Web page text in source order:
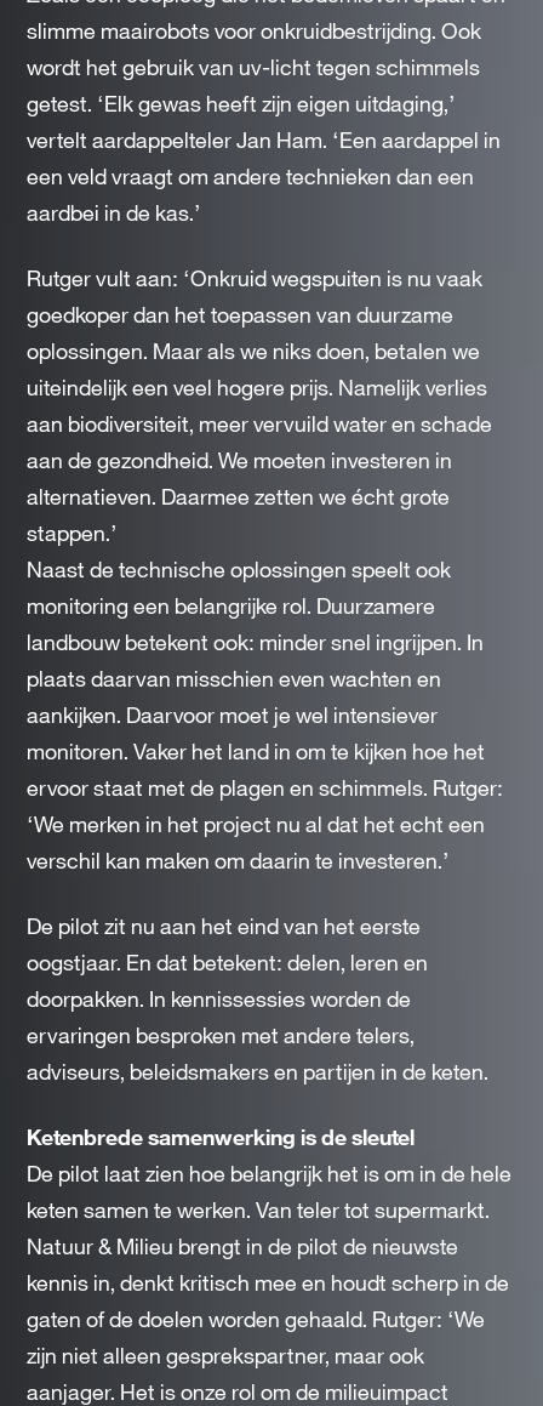
slimme maairobots voor onkruidbestrijding. Ook
wordt het gebruik van uv-licht tegen schimmels
getest. ‘Elk gewas heeft zijn eigen uitdaging,’
vertelt aardappelteler Jan Ham. ‘Een aardappel in
een veld vraagt om andere technieken dan een
aardbei in de kas.’
Rutger vult aan: ‘Onkruid wegspuiten is nu vaak
goedkoper dan het toepassen van duurzame
oplossingen. Maar als we niks doen, betalen we
uiteindelijk een veel hogere prijs. Namelijk verlies
aan biodiversiteit, meer vervuild water en schade
aan de gezondheid. We moeten investeren in
alternatieven. Daarmee zetten we écht grote
stappen.’
Naast de technische oplossingen speelt ook
monitoring een belangrijke rol. Duurzamere
landbouw betekent ook: minder snel ingrijpen. In
plaats daarvan misschien even wachten en
aankijken. Daarvoor moet je wel intensiever
monitoren. Vaker het land in om te kijken hoe het
ervoor staat met de plagen en schimmels. Rutger:
‘We merken in het project nu al dat het echt een
verschil kan maken om daarin te investeren.’
De pilot zit nu aan het eind van het eerste
oogstjaar. En dat betekent: delen, leren en
doorpakken. In kennissessies worden de
ervaringen besproken met andere telers,
adviseurs, beleidsmakers en partijen in de keten.
Ketenbrede samenwerking is desleutel
De pilot laat zien hoe belangrijk het is om in de hele
keten samen te werken. Van teler tot supermarkt.
Natuur & Milieu brengt in de pilot de nieuwste
kennis in, denkt kritisch mee en houdt scherp in de
gaten of de doelen worden gehaald. Rutger: ‘We
zijn niet alleen gesprekspartner, maar ook
aanjager. Het is onze rol om de milieuimpact